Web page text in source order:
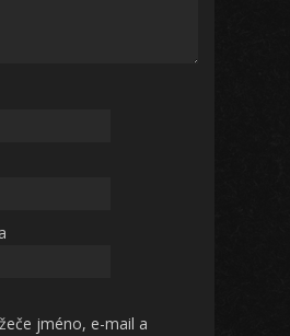
jméno, e-mail a